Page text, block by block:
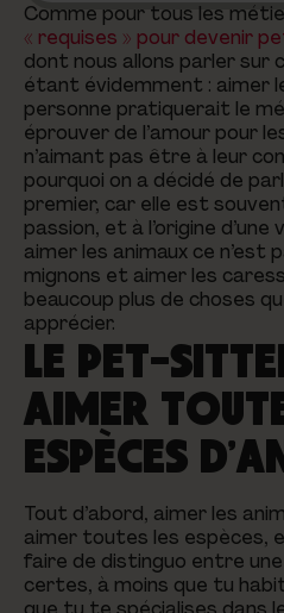
Comme pour tous les
« requises » pour devenir
dont nous allons parler sur
étant évidemment : aimer
personne pratiquerait le
éprouver de l’amour pour
n’aimant pas être à leur
pourquoi on a décidé de
premier, car elle est souvent
passion, et à l’origine
aimer les animaux ce
mignons et aimer les
beaucoup plus de choses
apprécier.
LE PET-
AIMER
ESPÈCES
Tout d’abord, aimer les
aimer toutes les espèces,
faire de distinguo entre une
certes, à moins que tu